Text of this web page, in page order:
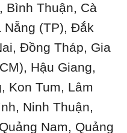
Bình Thuận, Cà
Nẵng (TP), Đắk
Đồng Tháp, Gia
Hậu Giang,
Kon Tum, Lâm
Ninh Thuận,
Nam, Quảng